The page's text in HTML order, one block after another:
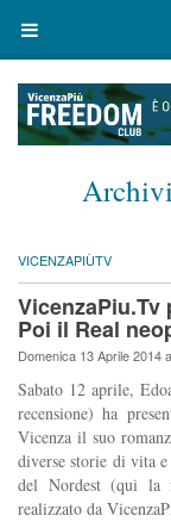
VICENZAPIÙTV
Poi il Real
Domenica 13 Aprile 2014
Sabato 12 aprile,
recensione) ha
Vicenza il suo
diverse storie di vita
del Nordest (qui la
realizzato da